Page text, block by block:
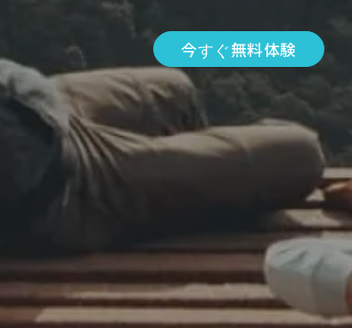
今すぐ無料体験